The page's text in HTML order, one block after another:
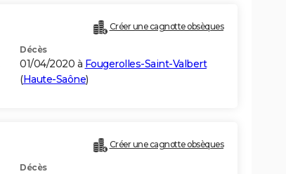
Créer une cagnotte obsèques
Décès
01/04/2020 à Fougerolles-Saint-Valbert
(Haute-Saône)
Créer une cagnotte obsèques
Décès